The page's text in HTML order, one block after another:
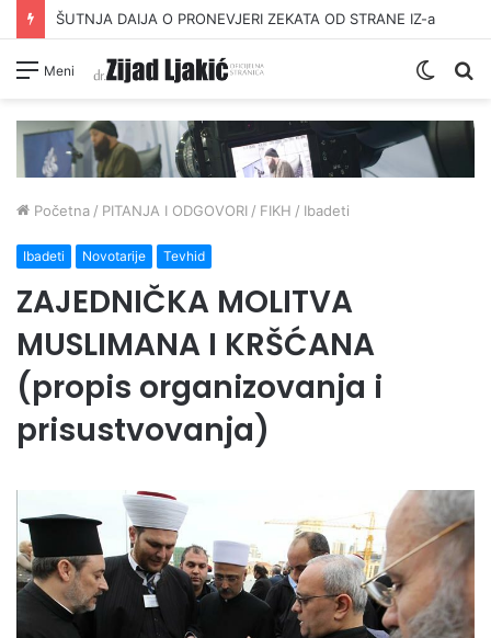
ŠUTNJA DAIJA O PRONEVJERI ZEKATA OD STRANE IZ-a
Meni
Switch
Početna / PITANJA I ODGOVORI / FIKH / Ibadeti
Ibadeti Novotarije Tevhid
ZAJEDNIČKA MOLITVA
MUSLIMANA I KRŠĆANA
(propis organizovanja i
prisustvovanja)